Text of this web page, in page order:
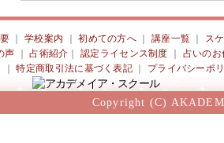
｜学校案内 ｜初めての方へ 講座一覧
ス
声 ｜占術紹介 ｜認定ライセンス制度
占いのお
｜特定商取引法に基づく表記 プライバシーポ
Copyright (C)